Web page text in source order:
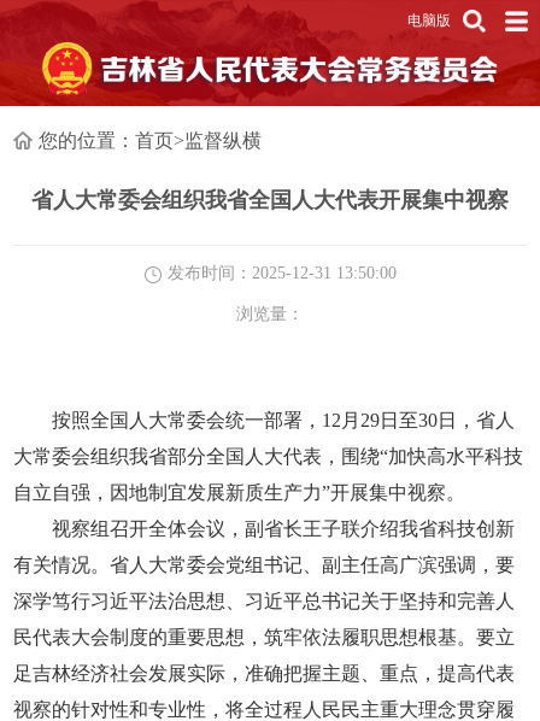
电脑版
您的位置：首页>监督纵横
省人大常委会组织我省全国人大代表开展集中视察
发布时间：2025-12-31 13:50:00
浏览量：
按照全国人大常委会统一部署，12月29日至30日，省人
大常委会组织我省部分全国人大代表，围绕“加快高水平科技
自立自强，因地制宜发展新质生产力”开展集中视察。
视察组召开全体会议，副省长王子联介绍我省科技创新
有关情况。省人大常委会党组书记、副主任高广滨强调，要
深学笃行习近平法治思想、习近平总书记关于坚持和完善人
民代表大会制度的重要思想，筑牢依法履职思想根基。要立
足吉林经济社会发展实际，准确把握主题、重点，提高代表
视察的针对性和专业性，将全过程人民民主重大理念贯穿履